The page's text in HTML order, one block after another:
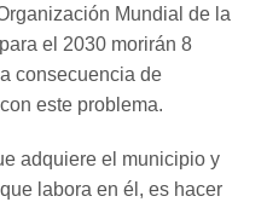
Mundial de la
el 2030 morirán 8
consecuencia de
este problema.
adquiere el municipio y
labora en él, es hacer